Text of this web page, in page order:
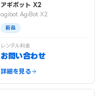
アギボット X2
agibot AgiBot X2
新品
レンタル料金
お問い合わせ
詳細を見る